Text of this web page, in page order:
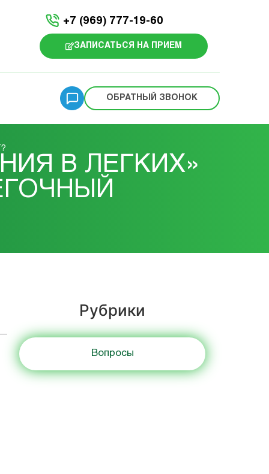
+7 (969) 777-19-60
ЗАПИСАТЬСЯ НА ПРИЕМ
ОБРАТНЫЙ ЗВОНОК
В ЛЕГКИХ»
Рубрики
Вопросы